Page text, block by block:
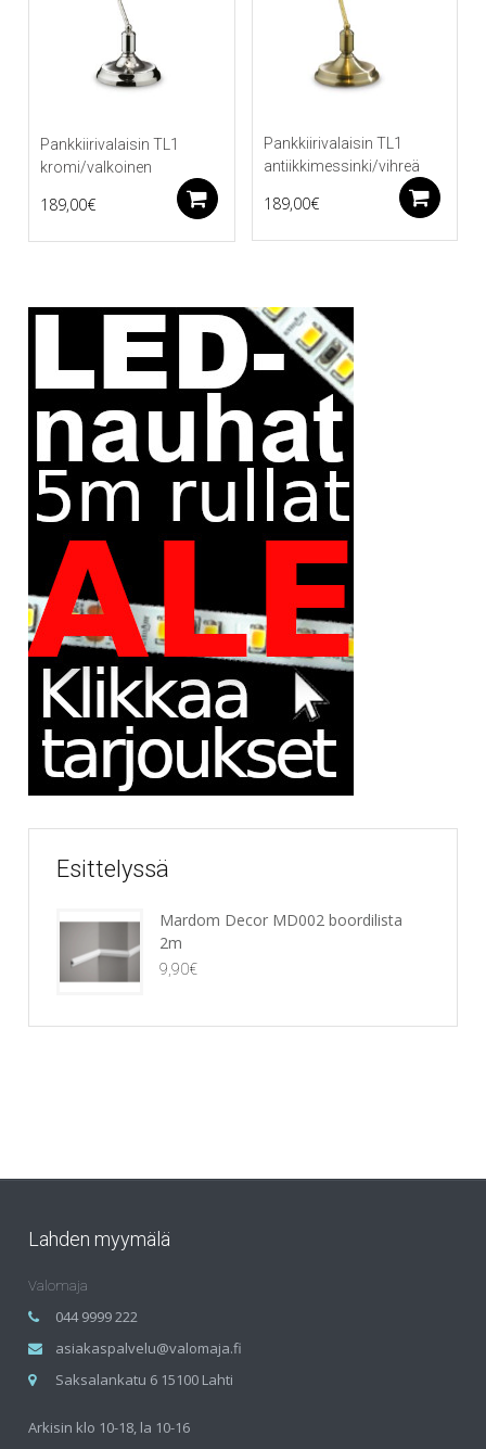
Pankkiirivalaisin TL1
kromi/valkoinen
189,00€ Lisää ostoskoriin
Pankkiirivalaisin TL1
antiikkimessinki/vihreä
189,00€
Esittelyssä
Mardom Decor MD002 boordilista
2m
9,90€
Lahden myymälä
Valomaja
044 9999 222
asiakaspalvelu@valomaja.fi
Saksalankatu 6 15100 Lahti
Arkisin klo 10-18, la 10-16